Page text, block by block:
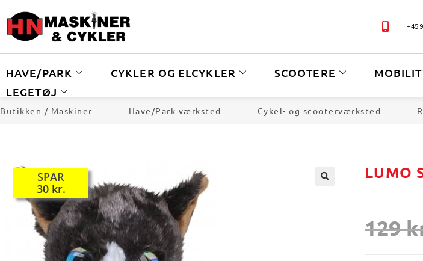
+45
HAVE/PARK CYKLER OG ELCYKLER SCOOTERE
LEGETØJ
Butikken / Maskiner Have/Park værksted Cykel- og scooterværksted
TILBUD!SPAR
30 kr.
LUMO
129